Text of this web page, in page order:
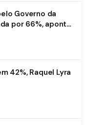
Governo da
por 66%, aponta
42%, Raquel Lyra